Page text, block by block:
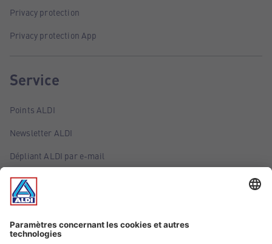
Privacy protection
Privacy protection App
Service
Points ALDI
Newsletter ALDI
Dépliant ALDI par e-mail
Offres
Infos essentielles